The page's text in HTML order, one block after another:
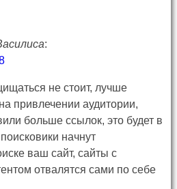
:
не стоит, лучше
привлечении аудитории,
больше ссылок, это будет в
начнут
ваш сайт, сайты с
отвалятся сами по себе